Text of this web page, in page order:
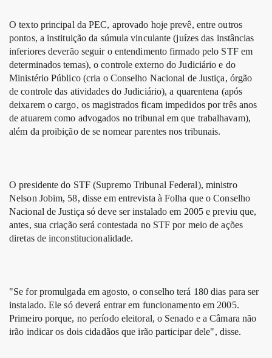
O texto principal da PEC, aprovado hoje prevê, entre outros
pontos, a instituição da súmula vinculante (juízes das instâncias
inferiores deverão seguir o entendimento firmado pelo STF em
determinados temas), o controle externo do Judiciário e do
Ministério Público (cria o Conselho Nacional de Justiça, órgão
de controle das atividades do Judiciário), a quarentena (após
deixarem o cargo, os magistrados ficam impedidos por três anos
de atuarem como advogados no tribunal em que trabalhavam),
além da proibição de se nomear parentes nos tribunais.
O presidente do STF (Supremo Tribunal Federal), ministro
Nelson Jobim, 58, disse em entrevista à Folha que o Conselho
Nacional de Justiça só deve ser instalado em 2005 e previu que,
antes, sua criação será contestada no STF por meio de ações
diretas de inconstitucionalidade.
"Se for promulgada em agosto, o conselho terá 180 dias para ser
instalado. Ele só deverá entrar em funcionamento em 2005.
Primeiro porque, no período eleitoral, o Senado e a Câmara não
irão indicar os dois cidadãos que irão participar dele", disse.